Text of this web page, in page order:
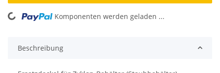
Loading... Komponenten werden geladen ...
Beschreibung